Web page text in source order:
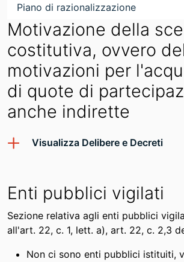
Piano di razionalizzazione
Motivazione della
costitutiva, ovvero
motivazioni per
di quote di
anche indirette
Visualizza Delibere e Decreti
Enti pubblici vigilati
Sezione relativa agli enti pubblici
all'art. 22, c. 1, lett. a), art. 22, c. 2,3
Non ci sono enti pubblici istituiti,